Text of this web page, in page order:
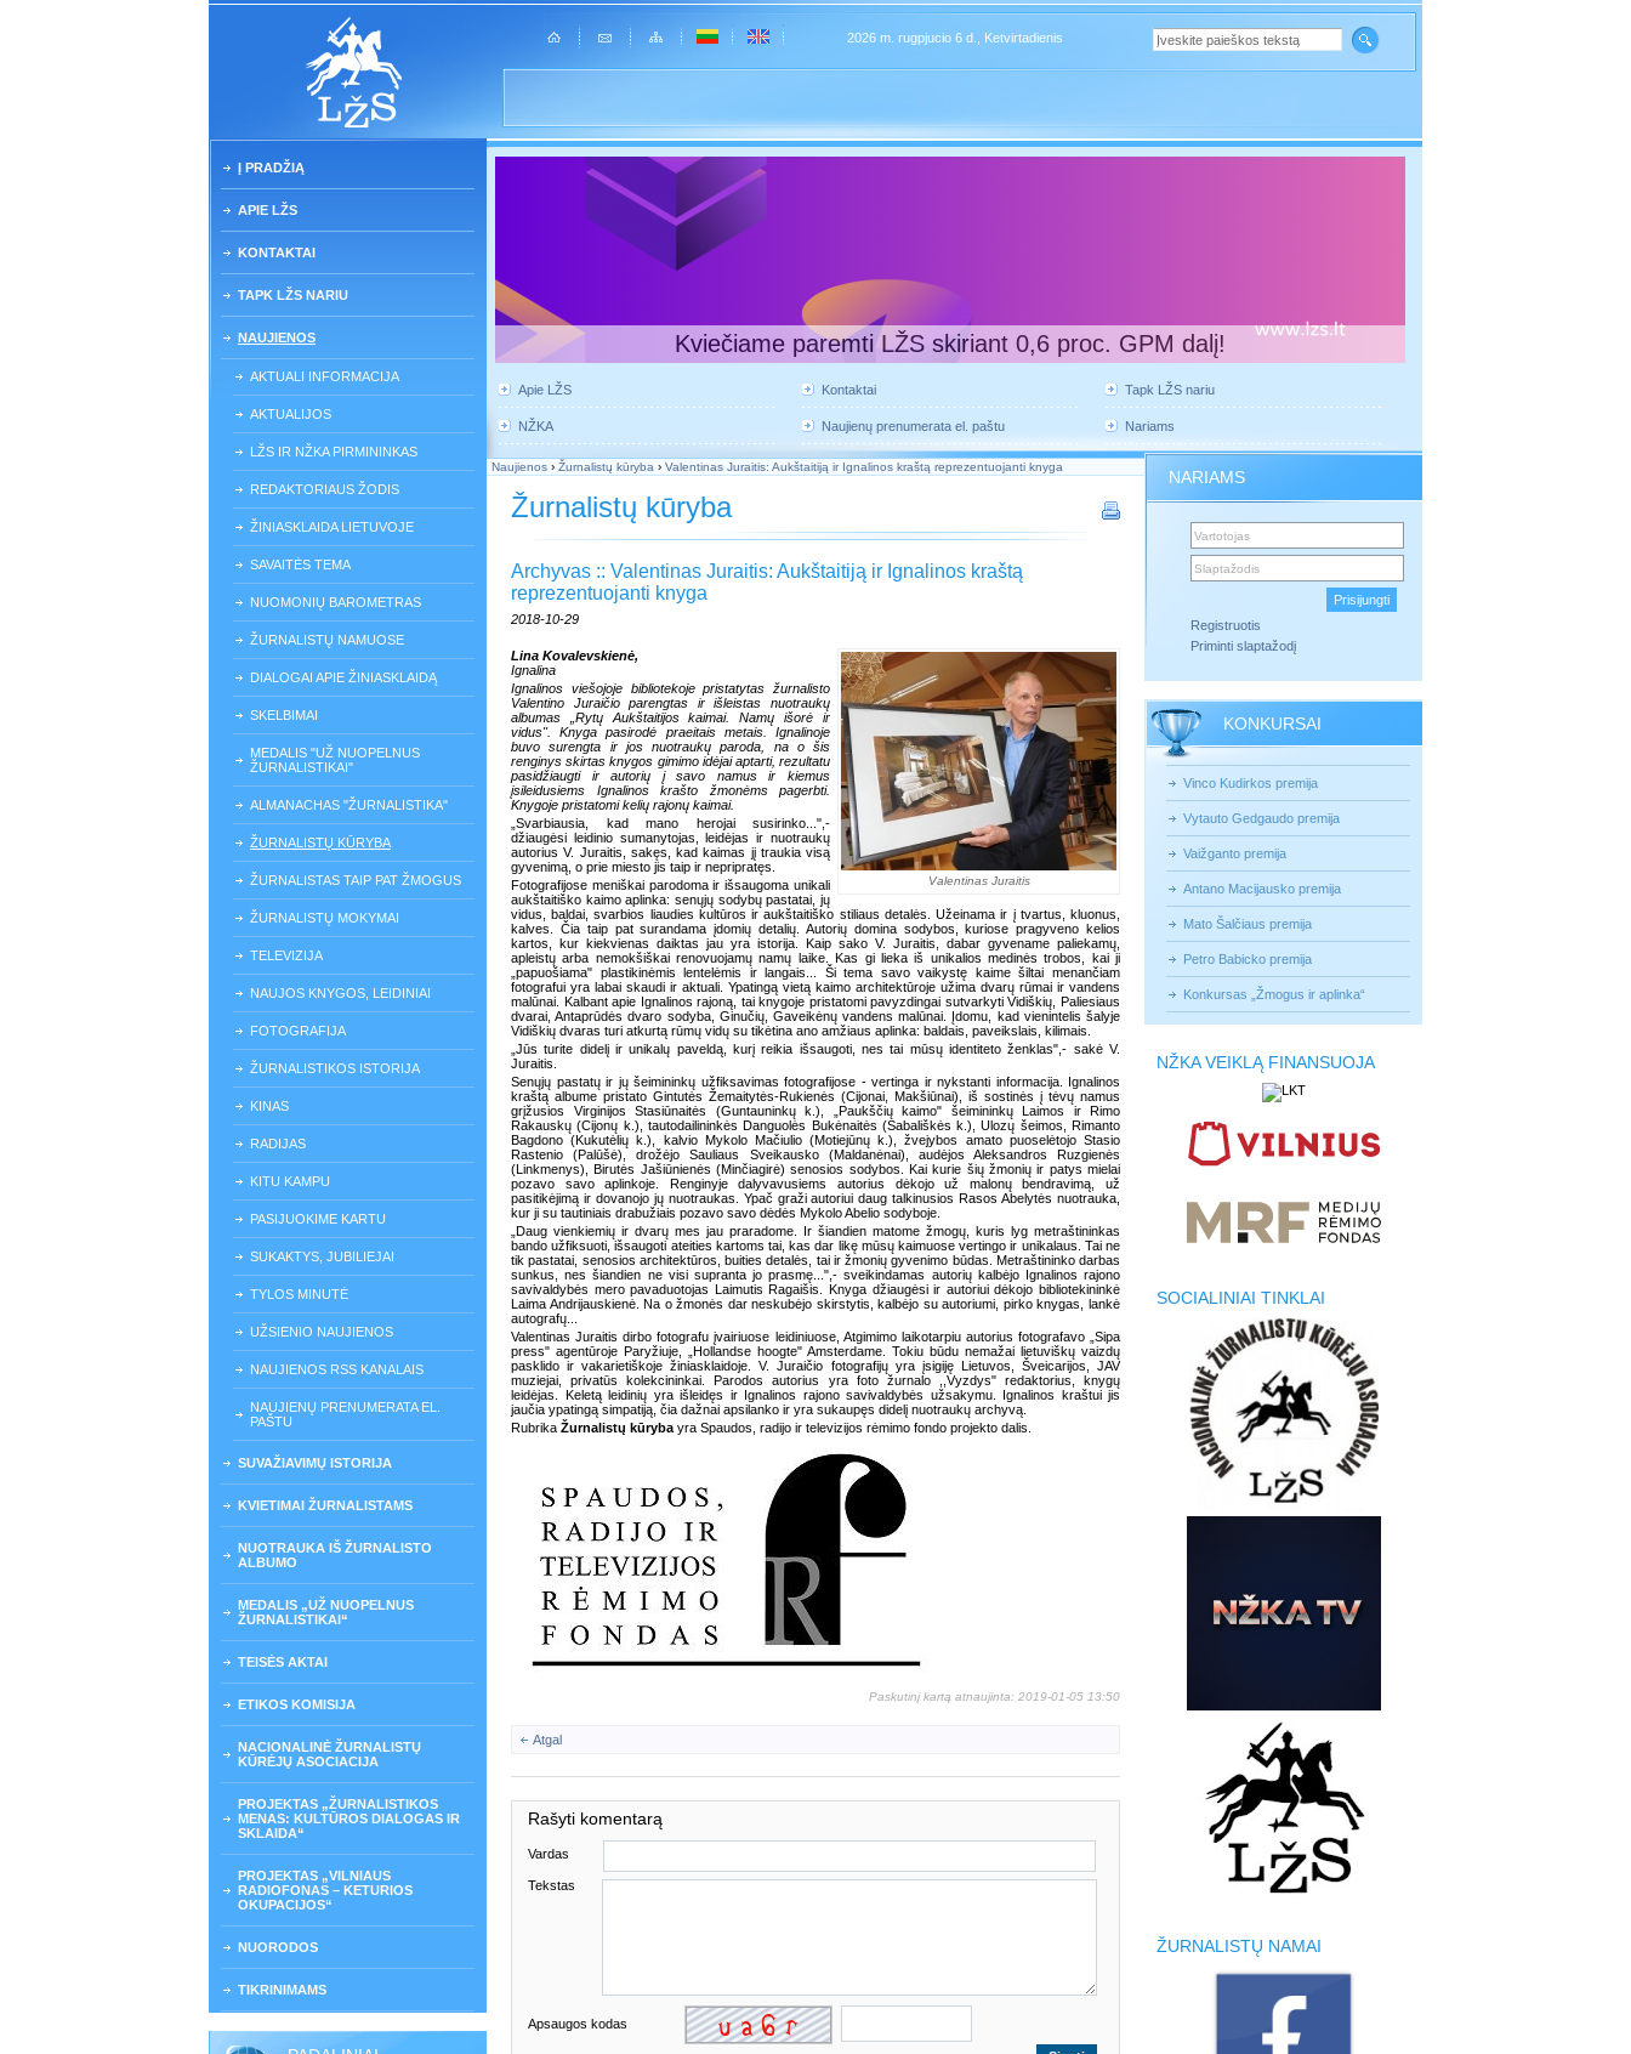
2026 m. rugpjucio 6 d., Ketvirtadienis
Į PRADŽIĄ
APIE LŽS
KONTAKTAI
TAPK LŽS NARIU
NAUJIENOS
AKTUALI INFORMACIJA
AKTUALIJOS
LŽS IR NŽKA PIRMININKAS
REDAKTORIAUS ŽODIS
ŽINIASKLAIDA LIETUVOJE
SAVAITĖS TEMA
NUOMONIŲ BAROMETRAS
ŽURNALISTŲ NAMUOSE
DIALOGAI APIE ŽINIASKLAIDĄ
SKELBIMAI
MEDALIS "UŽ NUOPELNUS
ŽURNALISTIKAI"
ALMANACHAS "ŽURNALISTIKA"
ŽURNALISTŲ KŪRYBA
ŽURNALISTAS TAIP PAT ŽMOGUS
ŽURNALISTŲ MOKYMAI
TELEVIZIJA
NAUJOS KNYGOS, LEIDINIAI
FOTOGRAFIJA
ŽURNALISTIKOS ISTORIJA
KINAS
RADIJAS
KITU KAMPU
PASIJUOKIME KARTU
SUKAKTYS, JUBILIEJAI
TYLOS MINUTĖ
UŽSIENIO NAUJIENOS
NAUJIENOS RSS KANALAIS
NAUJIENŲ PRENUMERATA EL.
PAŠTU
SUVAŽIAVIMŲ ISTORIJA
KVIETIMAI ŽURNALISTAMS
NUOTRAUKA IŠ ŽURNALISTO
ALBUMO
MEDALIS „UŽ NUOPELNUS
ŽURNALISTIKAI“
TEISĖS AKTAI
ETIKOS KOMISIJA
NACIONALINĖ ŽURNALISTŲ
KŪRĖJŲ ASOCIACIJA
PROJEKTAS „ŽURNALISTIKOS
MENAS: KULTŪROS DIALOGAS IR
SKLAIDA“
PROJEKTAS „VILNIAUS
RADIOFONAS – KETURIOS
OKUPACIJOS“
NUORODOS
TIKRINIMAMS
Kviečiame paremti LŽS skiriant 0,6 proc. GPM dalį!
Apie LŽS Kontaktai Tapk LŽS nariu
NŽKA Naujienų prenumerata el. paštu Nariams
Naujienos › Žurnalistų kūryba › Valentinas Juraitis: Aukštaitiją ir Ignalinos kraštą reprezentuojanti knyga
Žurnalistų kūryba
Archyvas :: Valentinas Juraitis: Aukštaitiją ir Ignalinos kraštą
reprezentuojanti knyga
2018-10-29
Valentinas Juraitis
Lina Kovalevskienė,
Ignalina
Ignalinos viešojoje bibliotekoje pristatytas žurnalisto
Valentino Juraičio parengtas ir išleistas nuotraukų
albumas „Rytų Aukštaitijos kaimai. Namų išorė ir
vidus". Knyga pasirodė praeitais metais. Ignalinoje
buvo surengta ir jos nuotraukų paroda, na o šis
renginys skirtas knygos gimimo idėjai aptarti, rezultatu
pasidžiaugti ir autorių į savo namus ir kiemus
įsileidusiems Ignalinos krašto žmonėms pagerbti.
Knygoje pristatomi kelių rajonų kaimai.
„Svarbiausia, kad mano herojai susirinko...",-
džiaugėsi leidinio sumanytojas, leidėjas ir nuotraukų
autorius V. Juraitis, sakęs, kad kaimas jį traukia visą
gyvenimą, o prie miesto jis taip ir nepripratęs.
Fotografijose meniškai parodoma ir išsaugoma unikali
aukštaitiško kaimo aplinka: senųjų sodybų pastatai, jų
vidus, baldai, svarbios liaudies kultūros ir aukštaitiško stiliaus detalės. Užeinama ir į tvartus, kluonus,
kalves. Čia taip pat surandama įdomių detalių. Autorių domina sodybos, kuriose pragyveno kelios
kartos, kur kiekvienas daiktas jau yra istorija. Kaip sako V. Juraitis, dabar gyvename paliekamų,
apleistų arba nemokšiškai renovuojamų namų laike. Kas gi lieka iš unikalios medinės trobos, kai ji
„papuošiama" plastikinėmis lentelėmis ir langais... Ši tema savo vaikystę kaime šiltai menančiam
fotografui yra labai skaudi ir aktuali. Ypatingą vietą kaimo architektūroje užima dvarų rūmai ir vandens
malūnai. Kalbant apie Ignalinos rajoną, tai knygoje pristatomi pavyzdingai sutvarkyti Vidiškių, Paliesiaus
dvarai, Antaprūdės dvaro sodyba, Ginučių, Gaveikėnų vandens malūnai. Įdomu, kad vienintelis šalyje
Vidiškių dvaras turi atkurtą rūmų vidų su tikėtina ano amžiaus aplinka: baldais, paveikslais, kilimais.
„Jūs turite didelį ir unikalų paveldą, kurį reikia išsaugoti, nes tai mūsų identiteto ženklas",- sakė V.
Juraitis.
Senųjų pastatų ir jų šeimininkų užfiksavimas fotografijose - vertinga ir nykstanti informacija. Ignalinos
kraštą albume pristato Gintutės Žemaitytės-Rukienės (Cijonai, Makšiūnai), iš sostinės į tėvų namus
grįžusios Virginijos Stasiūnaitės (Guntauninkų k.), „Paukščių kaimo" šeimininkų Laimos ir Rimo
Rakauskų (Cijonų k.), tautodailininkės Danguolės Bukėnaitės (Sabališkės k.), Ulozų šeimos, Rimanto
Bagdono (Kukutėlių k.), kalvio Mykolo Mačiulio (Motiejūnų k.), žvejybos amato puoselėtojo Stasio
Rastenio (Palūšė), drožėjo Sauliaus Sveikausko (Maldanėnai), audėjos Aleksandros Ruzgienės
(Linkmenys), Birutės Jašiūnienės (Minčiagirė) senosios sodybos. Kai kurie šių žmonių ir patys mielai
pozavo savo aplinkoje. Renginyje dalyvavusiems autorius dėkojo už malonų bendravimą, už
pasitikėjimą ir dovanojo jų nuotraukas. Ypač graži autoriui daug talkinusios Rasos Abelytės nuotrauka,
kur ji su tautiniais drabužiais pozavo savo dėdės Mykolo Abelio sodyboje.
„Daug vienkiemių ir dvarų mes jau praradome. Ir šiandien matome žmogų, kuris lyg metraštininkas
bando užfiksuoti, išsaugoti ateities kartoms tai, kas dar likę mūsų kaimuose vertingo ir unikalaus. Tai ne
tik pastatai, senosios architektūros, buities detalės, tai ir žmonių gyvenimo būdas. Metraštininko darbas
sunkus, nes šiandien ne visi supranta jo prasmę...",- sveikindamas autorių kalbėjo Ignalinos rajono
savivaldybės mero pavaduotojas Laimutis Ragaišis. Knyga džiaugėsi ir autoriui dėkojo bibliotekininkė
Laima Andrijauskienė. Na o žmonės dar neskubėjo skirstytis, kalbėjo su autoriumi, pirko knygas, lankė
autografų...
Valentinas Juraitis dirbo fotografu įvairiuose leidiniuose, Atgimimo laikotarpiu autorius fotografavo „Sipa
press" agentūroje Paryžiuje, „Hollandse hoogte" Amsterdame. Tokiu būdu nemažai lietuviškų vaizdų
pasklido ir vakarietiškoje žiniasklaidoje. V. Juraičio fotografijų yra įsigiję Lietuvos, Šveicarijos, JAV
muziejai, privatūs kolekcininkai. Parodos autorius yra foto žurnalo ,,Vyzdys" redaktorius, knygų
leidėjas. Keletą leidinių yra išleidęs ir Ignalinos rajono savivaldybės užsakymu. Ignalinos kraštui jis
jaučia ypatingą simpatiją, čia dažnai apsilanko ir yra sukaupęs didelį nuotraukų archyvą.
Rubrika Žurnalistų kūryba yra Spaudos, radijo ir televizijos rėmimo fondo projekto dalis.
Paskutinį kartą atnaujinta: 2019-01-05 13:50
Atgal
Rašyti komentarą
Vardas
Tekstas
Apsaugos kodas
NARIAMS
Registruotis
Priminti slaptažodį
KONKURSAI
Vinco Kudirkos premija
Vytauto Gedgaudo premija
Vaižganto premija
Antano Macijausko premija
Mato Šalčiaus premija
Petro Babicko premija
Konkursas „Žmogus ir aplinka“
NŽKA VEIKLĄ FINANSUOJA
SOCIALINIAI TINKLAI
ŽURNALISTŲ NAMAI